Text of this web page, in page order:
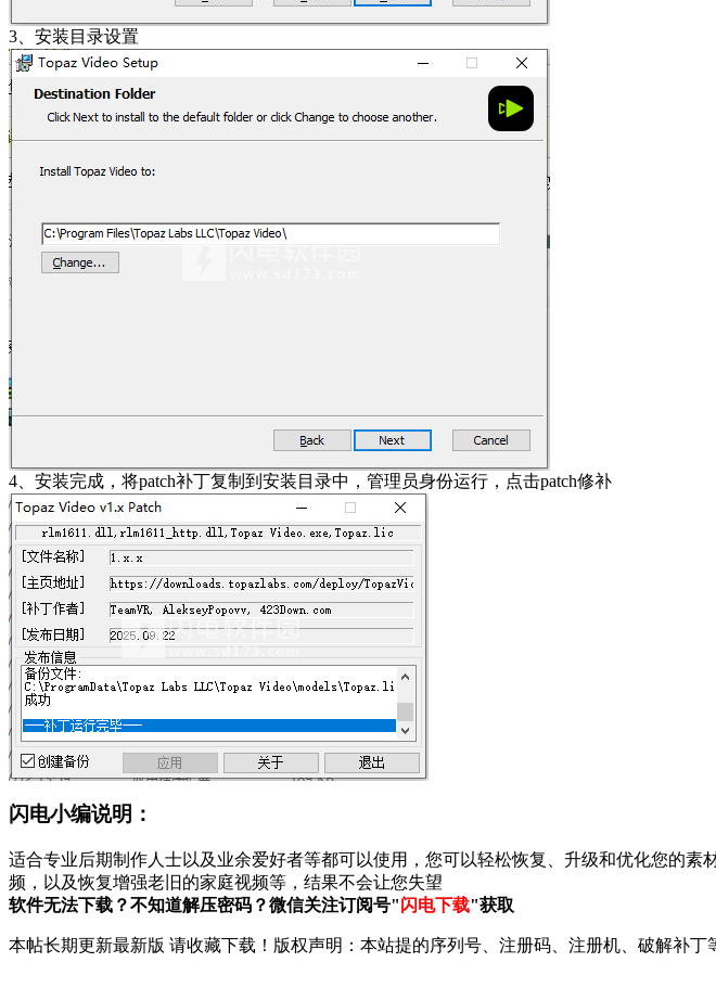
3、安装目录设置
4、安装完成，将patch补丁复制到安装目录中，管理员身份运行，点击patch修补
闪电小编说明：
适合专业后期制作人士以及业余爱好者等都可以使用，您可以轻松恢复、升级和优化您的
频，以及恢复增强老旧的家庭视频等，结果不会让您失望
软件无法下载？不知道解压密码？微信关注订阅号"闪电下载"获取
本帖长期更新最新版 请收藏下载！版权声明：本站提的序列号、注册码、注册机、破解补